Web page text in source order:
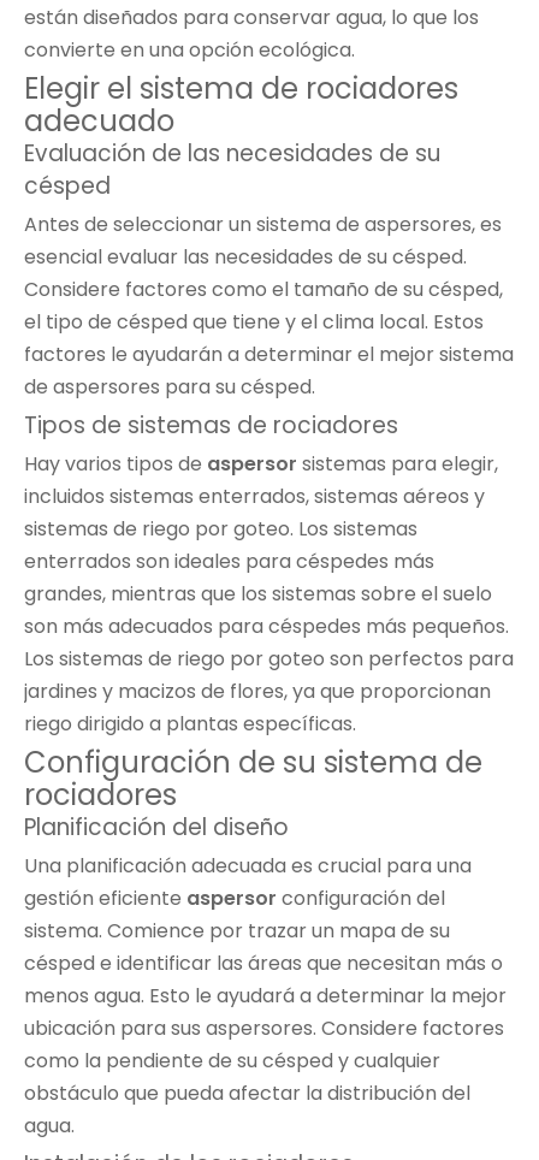
están diseñados para conservar agua, lo que los
convierte en una opción ecológica.
Elegir el sistema de rociadores
adecuado
Evaluación de las necesidades de su
césped
Antes de seleccionar un sistema de aspersores, es
esencial evaluar las necesidades de su césped.
Considere factores como el tamaño de su césped,
el tipo de césped que tiene y el clima local. Estos
factores le ayudarán a determinar el mejor sistema
de aspersores para su césped.
Tipos de sistemas de rociadores
Hay varios tipos de aspersor sistemas para elegir,
incluidos sistemas enterrados, sistemas aéreos y
sistemas de riego por goteo. Los sistemas
enterrados son ideales para céspedes más
grandes, mientras que los sistemas sobre el suelo
son más adecuados para céspedes más pequeños.
Los sistemas de riego por goteo son perfectos para
jardines y macizos de flores, ya que proporcionan
riego dirigido a plantas específicas.
Configuración de su sistema de
rociadores
Planificación del diseño
Una planificación adecuada es crucial para una
gestión eficiente aspersor configuración del
sistema. Comience por trazar un mapa de su
césped e identificar las áreas que necesitan más o
menos agua. Esto le ayudará a determinar la mejor
ubicación para sus aspersores. Considere factores
como la pendiente de su césped y cualquier
obstáculo que pueda afectar la distribución del
agua.